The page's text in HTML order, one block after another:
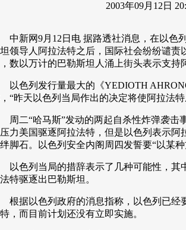
2003年09月12日
新网9月12日电 据路透社消息，在以色列
领导人阿拉法特之后，国际社会纷纷谴责
数以万计的巴勒斯坦人涌上街头表示支持
色列发行量最大的《YEDIOTH
“昨天以色列当局作出的决定将使阿拉法
二“哈马斯”发动的两起自杀性炸弹袭击
力美国驱逐阿拉法特，但是以色列表示阿
脚石。以色列安全内阁周四发誓要“以某
色列当局的措辞表示了几种可能性，其
特驱逐出巴勒斯坦。
据以色列政府的消息指称，以色列已经
，而目前计划还没有立即实施。